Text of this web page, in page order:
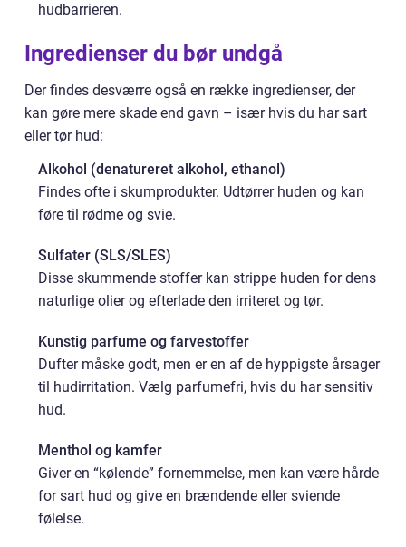
hudbarrieren.
Ingredienser du bør undgå
Der findes desværre også en række ingredienser, der
kan gøre mere skade end gavn – især hvis du har sart
eller tør hud:
Alkohol (denatureret alkohol, ethanol)
Findes ofte i skumprodukter. Udtørrer huden og kan
føre til rødme og svie.
Sulfater (SLS/SLES)
Disse skummende stoffer kan strippe huden for dens
naturlige olier og efterlade den irriteret og tør.
Kunstig parfume og farvestoffer
Dufter måske godt, men er en af de hyppigste årsager
til hudirritation. Vælg parfumefri, hvis du har sensitiv
hud.
Menthol og kamfer
Giver en “kølende” fornemmelse, men kan være hårde
for sart hud og give en brændende eller sviende
følelse.